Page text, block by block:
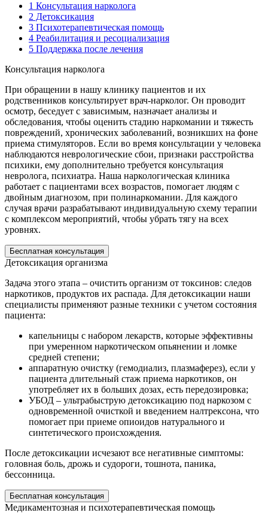
1 Консультация нарколога
2 Детоксикация
3 Психотерапевтическая помощь
4 Реабилитация и ресоциализация
5 Поддержка после лечения
Консультация нарколога
При обращении в нашу клинику пациентов и их
родственников консультирует врач-нарколог. Он проводит
осмотр, беседует с зависимым, назначает анализы и
обследования, чтобы оценить стадию наркомании и тяжесть
повреждений, хронических заболеваний, возникших на фоне
приема стимуляторов. Если во время консультации у человека
наблюдаются неврологические сбои, признаки расстройства
психики, ему дополнительно требуется консультация
невролога, психиатра. Наша наркологическая клиника
работает с пациентами всех возрастов, помогает людям с
двойным диагнозом, при полинаркомании. Для каждого
случая врачи разрабатывают индивидуальную схему терапии
с комплексом мероприятий, чтобы убрать тягу на всех
уровнях.
Бесплатная консультация
Детоксикация организма
Задача этого этапа – очистить организм от токсинов: следов
наркотиков, продуктов их распада. Для детоксикации наши
специалисты применяют разные техники с учетом состояния
пациента:
капельницы с набором лекарств, которые эффективны
при умеренном наркотическом опьянении и ломке
средней степени;
аппаратную очистку (гемодиализ, плазмаферез), если у
пациента длительный стаж приема наркотиков, он
употребляет их в больших дозах, есть передозировка;
УБОД – ультрабыструю детоксикацию под наркозом с
одновременной очисткой и введением налтрексона, что
помогает при приеме опиоидов натурального и
синтетического происхождения.
После детоксикации исчезают все негативные симптомы:
головная боль, дрожь и судороги, тошнота, паника,
бессонница.
Бесплатная консультация
Медикаментозная и психотерапевтическая помощь